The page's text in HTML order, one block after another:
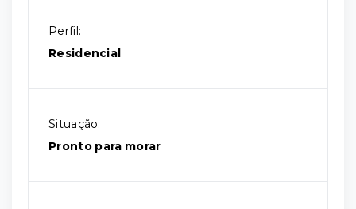
Perfil:
Residencial
Situação:
Pronto para morar